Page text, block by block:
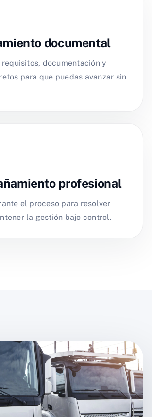
documental
requisitos, documentación y
para que puedas avanzar sin
profesional
el proceso para resolver
la gestión bajo control.